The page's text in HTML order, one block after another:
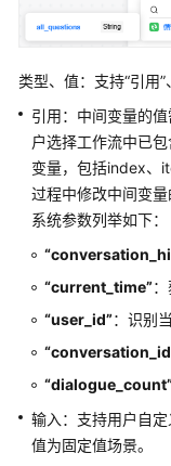
量
聚
知
识
检
索
点
配
置
理
多
类型、值：支持“引用”
引用：中间变量的
户选择工作流中已
变量，包括index、
过程中修改中间变量
系统参数列举如下：
“current_time”
“user_id”：识别
输入：支持用户自
值为固定值场景。